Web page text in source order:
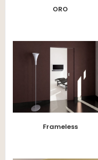
ORO
Frameless